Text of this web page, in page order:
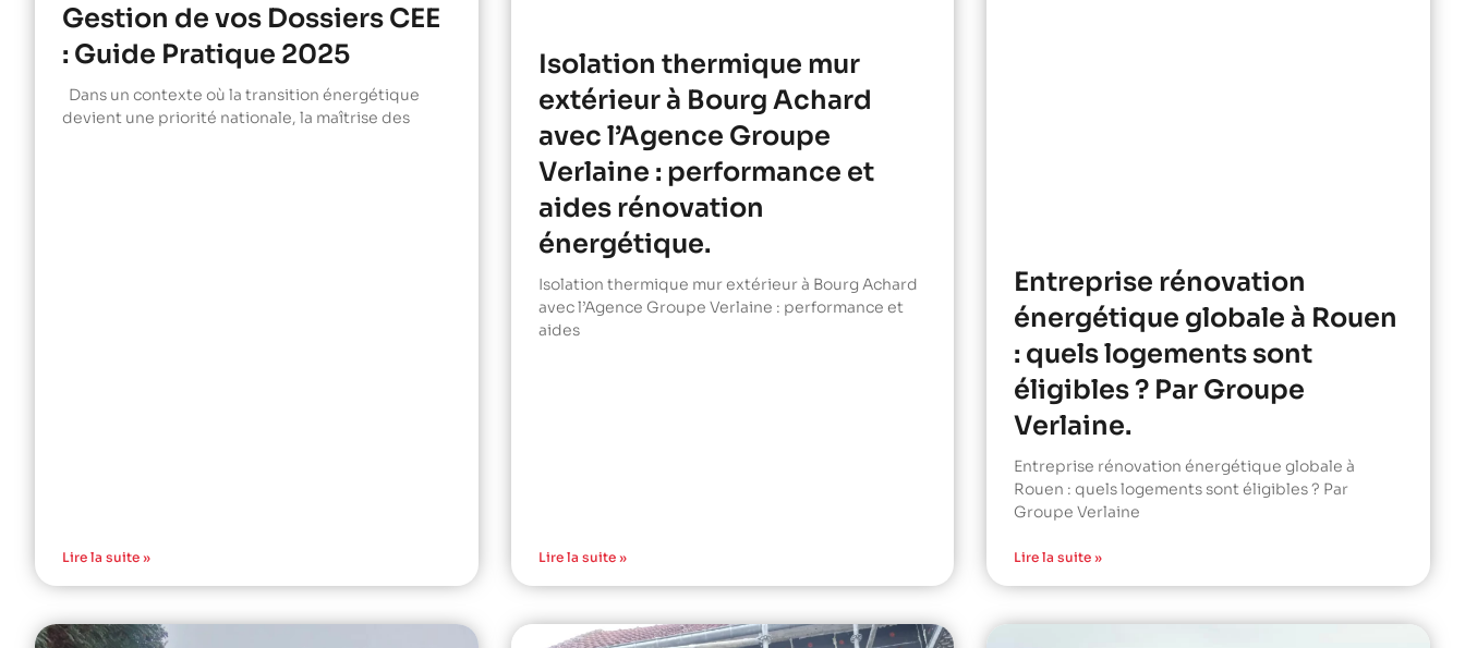
Gestion de vos Dossiers CEE
: Guide Pratique 2025
Dans un contexte où la transition énergétique
devient une priorité nationale, la maîtrise des
Lire la suite »
Isolation thermique mur
extérieur à Bourg Achard
avec l’Agence Groupe
Verlaine : performance et
aides rénovation
énergétique.
Isolation thermique mur extérieur à Bourg Achard
avec l’Agence Groupe Verlaine : performance et
aides
Lire la suite »
Entreprise rénovation
énergétique globale à Rouen
: quels logements sont
éligibles ? Par Groupe
Verlaine.
Entreprise rénovation énergétique globale à
Rouen : quels logements sont éligibles ? Par
Groupe Verlaine
Lire la suite »